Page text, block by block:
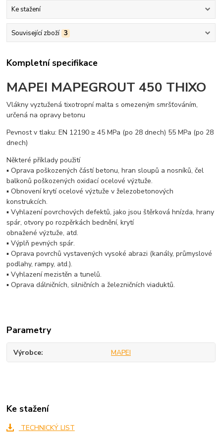
Ke stažení
Související zboží 3
Kompletní specifikace
MAPEI MAPEGROUT 450 THIXO
Vlákny vyztužená tixotropní malta s omezeným smršťováním,
určená na opravy betonu
Pevnost v tlaku: EN 12190 ≥ 45 MPa (po 28 dnech) 55 MPa (po 28
dnech)
Některé příklady použití
▪ Oprava poškozených částí betonu, hran sloupů a nosníků, čel
balkonů poškozených oxidací ocelové výztuže.
▪ Obnovení krytí ocelové výztuže v železobetonových
konstrukcích.
▪ Vyhlazení povrchových defektů, jako jsou štěrková hnízda, hrany
spár, otvory po rozpěrkách bednění, krytí
obnažené výztuže, atd.
▪ Výplň pevných spár.
▪ Oprava povrchů vystavených vysoké abrazi (kanály, průmyslové
podlahy, rampy, atd.).
▪ Vyhlazení mezistěn a tunelů.
▪ Oprava dálničních, silničních a železničních viaduktů.
Parametry
Výrobce MAPEI
Ke stažení
TECHNICKÝ LIST